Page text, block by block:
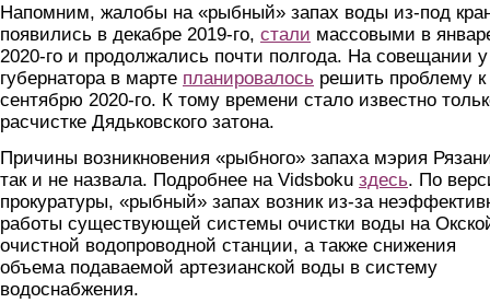
Напомним, жалобы на «рыбный» запах воды из-под
появились в декабре 2019-го, стали массовыми в
2020-го и продолжались почти полгода. На совещании у
губернатора в марте планировалось решить проблему к
сентябрю 2020-го. К тому времени стало известно
расчистке Дядьковского затона.
Причины возникновения «рыбного» запаха мэрия
так и не назвала. Подробнее на Vidsboku здесь. По
прокуратуры, «рыбный» запах возник из-за
работы существующей системы очистки воды на
очистной водопроводной станции, а также снижения
объема подаваемой артезианской воды в систему
водоснабжения.